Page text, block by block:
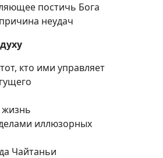
постичь Бога
неудач
кто ими управляет
иллюзорных
Чайтаньи